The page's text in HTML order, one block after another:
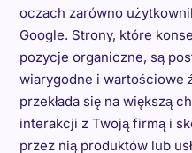
oczach zarówno
Google. Strony, które
pozycje organiczne, są
wiarygodne i wartościowe
przekłada się na większą
interakcji z Twoją firmą i
przez nią produktów lub